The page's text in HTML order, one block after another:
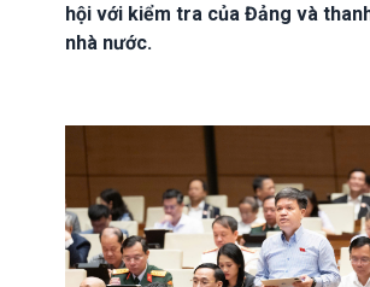
hội với kiểm tra của Đảng và
nhà nước.